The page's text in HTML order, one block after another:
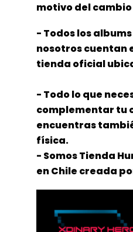
motivo del
- Todos los
nosotros cuentan
tienda oficial
- Todo lo que
complementar tu
encuentras
física.
- Somos Tienda
en Chile creada